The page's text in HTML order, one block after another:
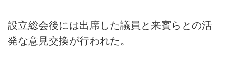
設立総会後には出席した議員と来賓らとの活
発な意見交換が行われた。